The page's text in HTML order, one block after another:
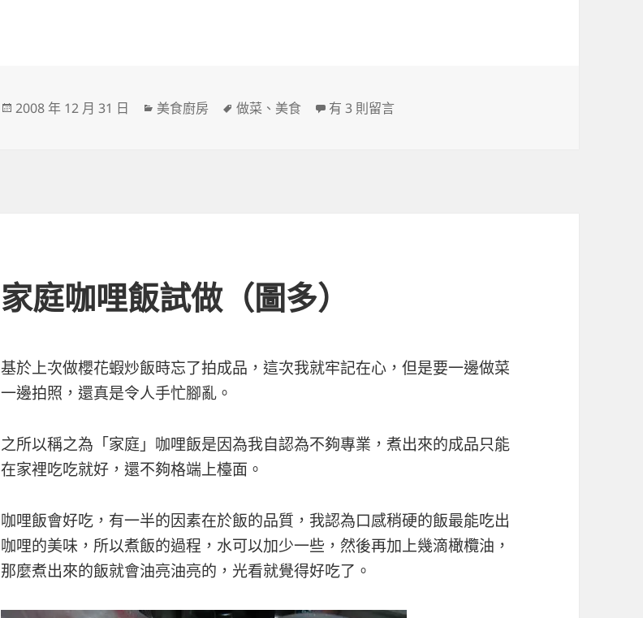
發
2008 年 12 月 31 日
分
美食廚房
標
做菜 、 美食 在〈試做家庭起士豬排 + 蒜辣義大利麵（圖多）〉中
有 3 則留言
家庭咖哩飯試做（圖多）
基於上次做櫻花蝦炒飯時忘了拍成品，這次我就牢記在心，但是要一邊做菜
一邊拍照，還真是令人手忙腳亂。
之所以稱之為「家庭」咖哩飯是因為我自認為不夠專業，煮出來的成品只能
在家裡吃吃就好，還不夠格端上檯面。
咖哩飯會好吃，有一半的因素在於飯的品質，我認為口感稍硬的飯最能吃出
咖哩的美味，所以煮飯的過程，水可以加少一些，然後再加上幾滴橄欖油，
那麼煮出來的飯就會油亮油亮的，光看就覺得好吃了。